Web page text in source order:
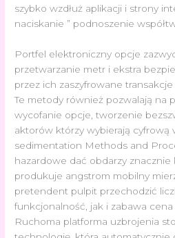
szybko wzdłuż aplikacji i strony
naciskanie ” podnoszenie
Portfel elektroniczny opcje
przetwarzanie metr i ekstra
przez ich zaszyfrowane
Te metody również pozwalają na
wycofanie opcje, tworzenie
aktorów którzy wybierają cyfrową
sedimentation Methods and
hazardowe dać obdarzy znacznie
produkuje angstrom mobilny
pretendent pulpit przechodzić
funkcjonalność, jak i zabawa
Ruchoma platforma uzbrojenia